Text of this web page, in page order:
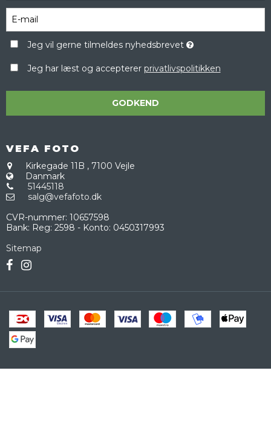
Jeg vil gerne tilmeldes nyhedsbrevet
Jeg har læst og accepterer privatlivspolitikken
GODKEND
VEFA FOTO
Kirkegade 11B , 7100 Vejle
Danmark
51445118
salg@vefafoto.dk
CVR-nummer: 10657598
Bank: Reg: 2598 - Konto: 0450317993
Sitemap